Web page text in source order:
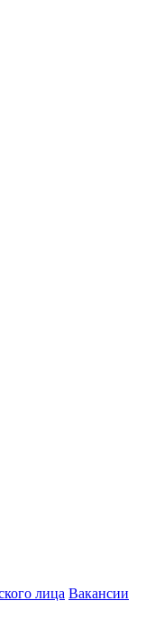
лица Вакансии